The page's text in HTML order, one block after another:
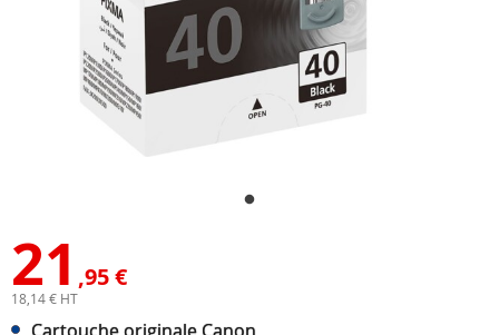
21 ,95 €
18,14 € HT